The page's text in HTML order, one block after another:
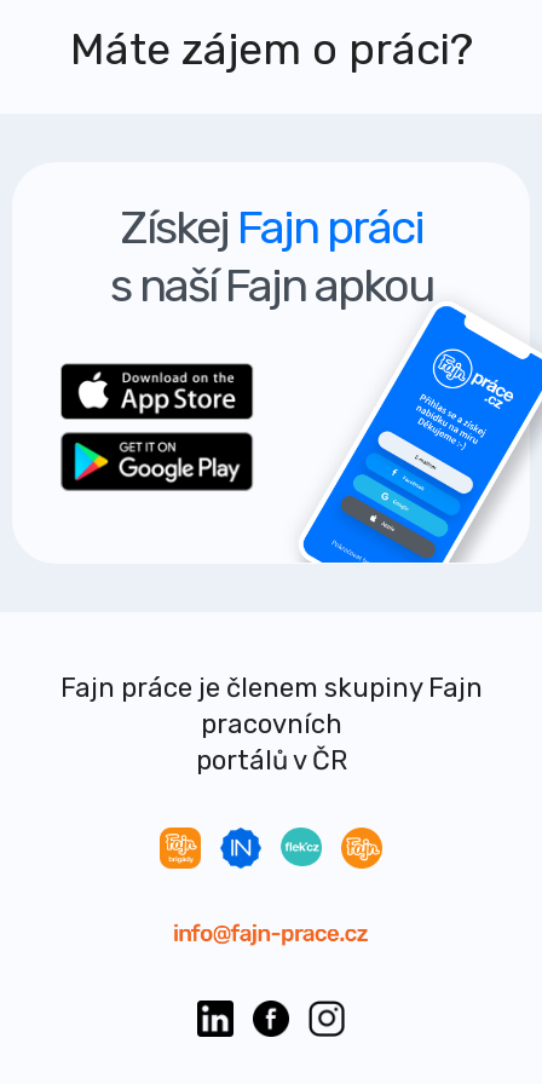
Máte zájem o práci?
Získej Fajn práci
s naší Fajn apkou
Fajn práce je členem skupiny Fajn
pracovních
portálů v ČR